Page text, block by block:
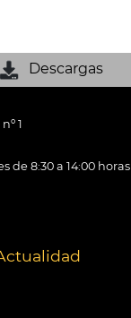
Descargas
1
de 8:30 a 14:00 horas